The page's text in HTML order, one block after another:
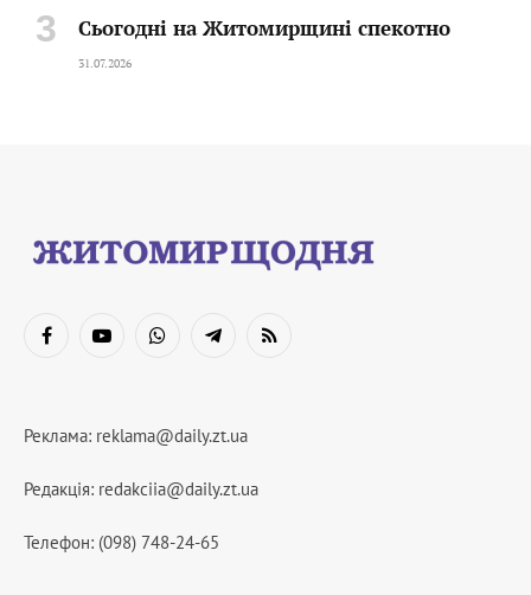
Сьогодні на Житомирщині спекотно
31.07.2026
FacebookYouTubeWhatsAppTelegramRSS
Реклама: reklama@daily.zt.ua
Редакція: redakciia@daily.zt.ua
Телефон: (098) 748-24-65